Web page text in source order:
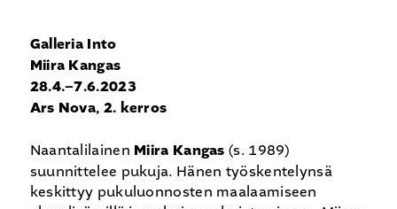
Galleria Into
Miira Kangas
28.4.–7.6.2023
Ars Nova, 2. kerros
Naantalilainen Miira Kangas (s. 1989)
suunnittelee pukuja. Hänen työskentelynsä
keskittyy pukuluonnosten maalaamiseen